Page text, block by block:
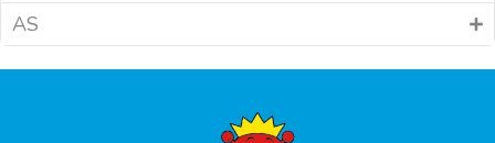
AS